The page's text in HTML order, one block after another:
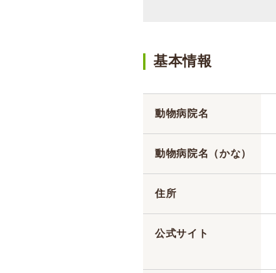
基本情報
動物病院名
動物病院名（かな）
住所
公式サイト